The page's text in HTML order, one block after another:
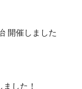
開催しました
した！